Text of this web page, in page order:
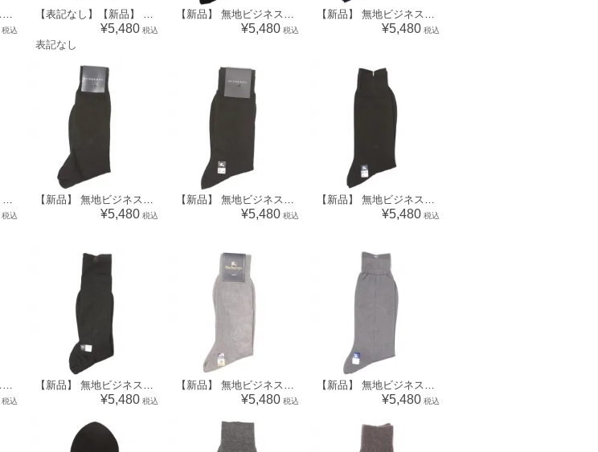
【新品】 無地ビジネスハイソックス 靴下 バーバリー 70618 BURBERRY ネイビー メンズ
税込
【表記なし】【新品】 無地ビジネスソックス バーバリー 70611 BURBERRY ネイビー レディース
¥5,480 税込
表記なし
【新品】 無地ビジネスソックス 靴下 バーバリーズ 70602 Burberrys ネイビー メンズ
¥5,480 税込
【新品】 無地ビジネスソックス 靴下 バーバリーズ 70595 Burberrys ネイビー メンズ
¥5,480 税込
【表記なし】【新品】 無地ビジネスソックス バーバリーズ 70591 Burberrys ブラック レディース
税込
【新品】 無地ビジネスソックス 靴下 バーバリー 70585 BURBERRY ブラック メンズ
¥5,480 税込
【新品】 無地ビジネスソックス 靴下 バーバリー 70583 BURBERRY ブラック メンズ
¥5,480 税込
【新品】 無地ビジネスソックス 靴下 バーバリー 70582 BURBERRY ブラック メンズ
¥5,480 税込
【新品】 無地ビジネスソックス バーバリー 70580 BURBERRY ブラック メンズ
税込
【新品】 無地ビジネスソックス 靴下 バーバリーズ 70579 Burberrys ブラック メンズ
¥5,480 税込
【新品】 無地ビジネスソックス 靴下 バーバリーズ 70577 Burberrys グレー メンズ
¥5,480 税込
【新品】 無地ビジネスソックス 靴下 バーバリーズ 70575 Burberrys グレー メンズ
¥5,480 税込